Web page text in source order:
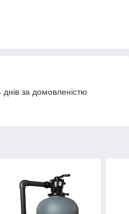
за домовленістю